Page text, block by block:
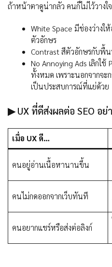
ถ้าหน้าตาดูน่ากลัว คนก็ไม่ไว้วางใจ
White Space มีช่องว่างใ
ตัวอักษร
Contrast สีตัวอักษรกับพื้
No Annoying Ads เลิกใ
ทั้งหมด เพราะนอกจากจะ
เป็นประสบการณ์ที่แย่ด้วย
▶UX ที่ดีส่งผลต่อ SEO อย่า
เมื่อ UX ดี…
คนอยู่อ่านเนื้อหานานขึ้น
คนไม่กดออกจากเว็บทันที
คนอยากแชร์หรือส่งต่อลิงก์